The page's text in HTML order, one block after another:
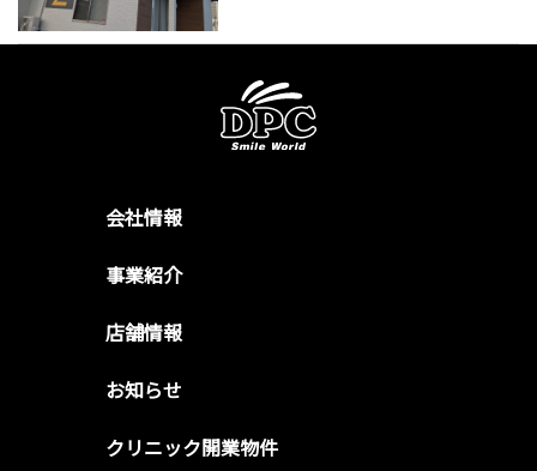
会社情報
事業紹介
店舗情報
お知らせ
クリニック開業物件